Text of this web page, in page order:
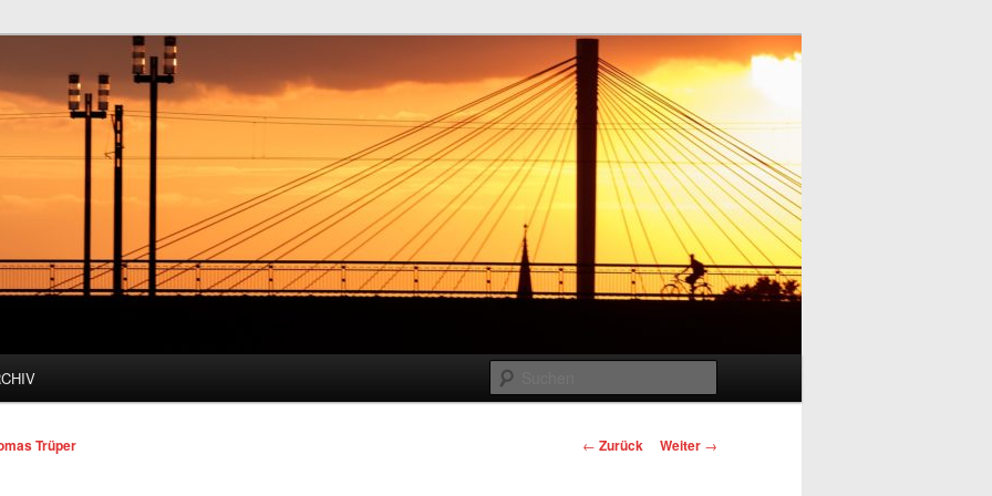
Gemeinderat
– Mannheim für alle!
Beitrags-
← Zurück Weiter →
Trüper